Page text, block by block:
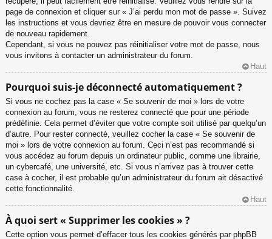
page de connexion et cliquer sur « J’ai perdu mon mot de passe ». Suivez
les instructions et vous devriez être en mesure de pouvoir vous connecter
de nouveau rapidement.
Cependant, si vous ne pouvez pas réinitialiser votre mot de passe, nous
vous invitons à contacter un administrateur du forum.
Haut
Pourquoi suis-je déconnecté automatiquement ?
Si vous ne cochez pas la case « Se souvenir de moi » lors de votre
connexion au forum, vous ne resterez connecté que pour une période
prédéfinie. Cela permet d’éviter que votre compte soit utilisé par quelqu’un
d’autre. Pour rester connecté, veuillez cocher la case « Se souvenir de
moi » lors de votre connexion au forum. Ceci n’est pas recommandé si
vous accédez au forum depuis un ordinateur public, comme une librairie,
un cybercafé, une université, etc. Si vous n’arrivez pas à trouver cette
case à cocher, il est probable qu’un administrateur du forum ait désactivé
cette fonctionnalité.
Haut
À quoi sert « Supprimer les cookies » ?
Cette option vous permet d’effacer tous les cookies générés par phpBB